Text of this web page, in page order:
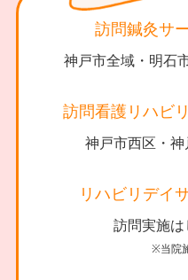
訪問鍼灸サ
神戸市全域・明石
訪問看護リハビ
神戸市西区・
リハビリデイ
訪問実施
※当院